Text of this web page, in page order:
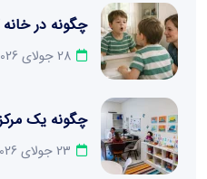
چگونه در خانه
28 جولای 2026
چگونه یک
23 جولای 2026